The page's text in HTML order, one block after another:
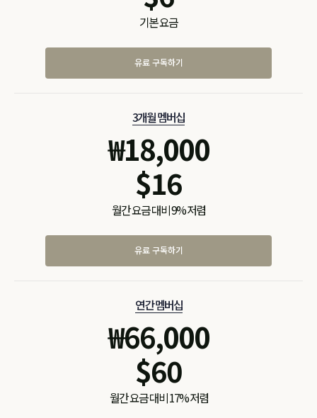
기본 요금
유료 구독하기
3개월 멤버십
₩18,000
$16
월간 요금 대비 9% 저렴
유료 구독하기
연간 멤버십
₩66,000
$60
월간 요금 대비 17% 저렴